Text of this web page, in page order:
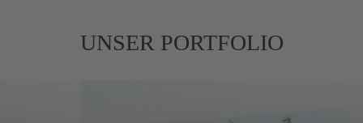
UNSER PORTFOLIO